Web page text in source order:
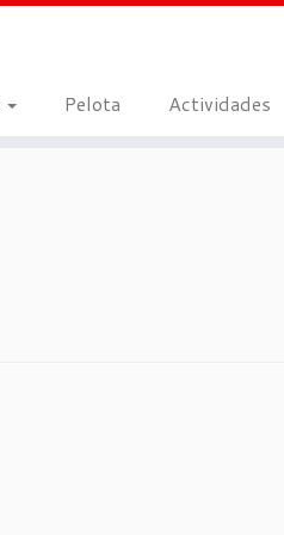
Pelota Actividades